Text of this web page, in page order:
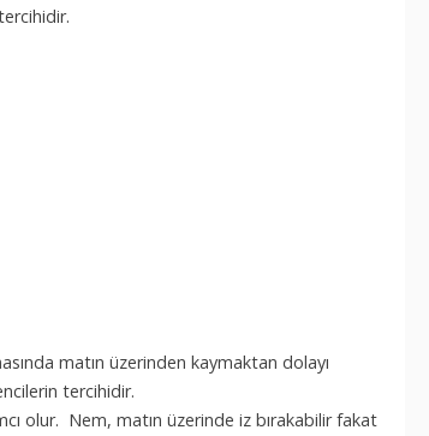
matın üzerinden kaymaktan dolayı
tercihidir.
olur. Nem, matın üzerinde iz bırakabilir fakat